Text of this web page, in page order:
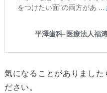
気になることがありました
ださい。